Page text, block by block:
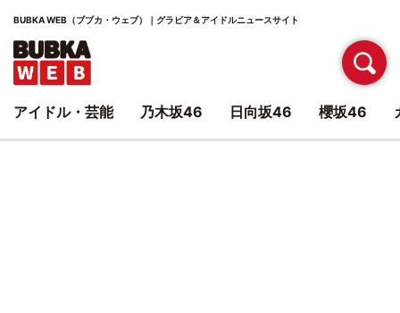
BUBKA WEB（ブブカ・ウェブ）｜グラビア＆アイドルニュースサイト
アイドル・芸能 乃木坂46 日向坂46 櫻坂46